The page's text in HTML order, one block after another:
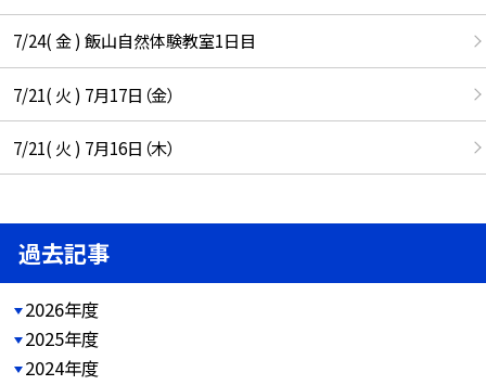
7/24( 金 ) 飯山自然体験教室1日目
7/21( 火 ) 7月17日（金）
7/21( 火 ) 7月16日（木）
過去記事
2026年度
2025年度
2024年度